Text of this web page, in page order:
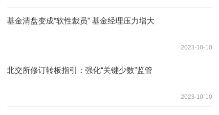
基金清盘变成“软性裁员” 基金经理压力增大
2023-10-10
北交所修订转板指引：强化“关键少数”监管
2023-10-10